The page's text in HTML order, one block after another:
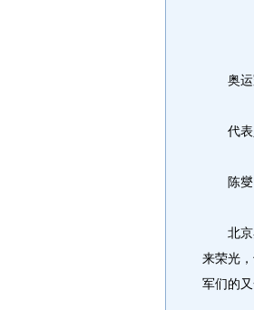
奥运
代表
陈燮
北京奥
来荣光
军们的又